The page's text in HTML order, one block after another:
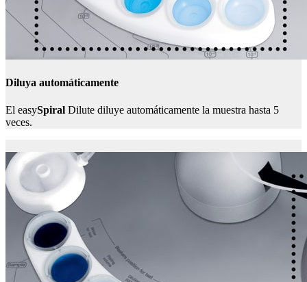
Diluya automáticamente
El easySpiral Dilute diluye automáticamente la muestra hasta 5
veces.